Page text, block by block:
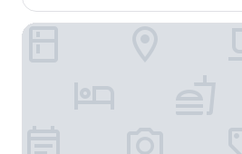
FLY & STAY AT GEORGE'S